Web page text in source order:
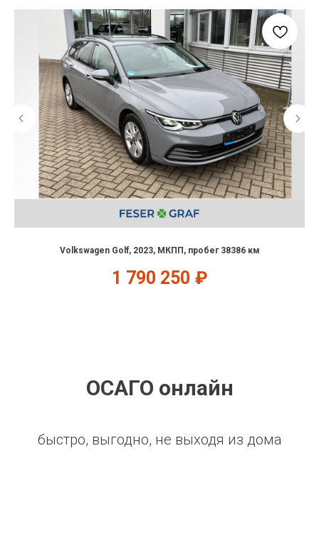
Volkswagen Golf, 2023, МКПП, пробег 38386 км
1 790 250 ₽
ОСАГО онлайн
быстро, выгодно, не выходя из дома